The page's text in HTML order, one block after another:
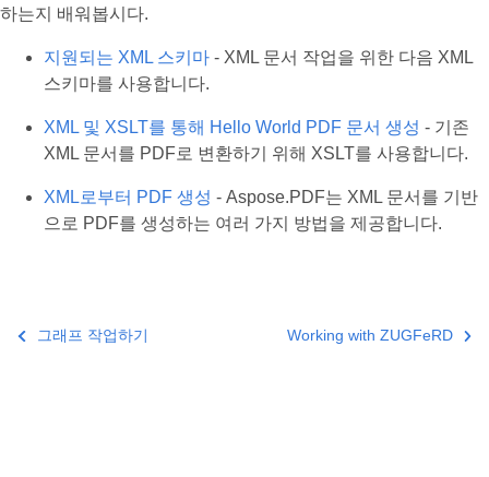
하는지 배워봅시다.
지원되는 XML 스키마 - XML 문서 작업을 위한 다음 XML
스키마를 사용합니다.
XML 및 XSLT를 통해 Hello World PDF 문서 생성 - 기존
XML 문서를 PDF로 변환하기 위해 XSLT를 사용합니다.
XML로부터 PDF 생성 - Aspose.PDF는 XML 문서를 기반
으로 PDF를 생성하는 여러 가지 방법을 제공합니다.
그래프 작업하기 Working with ZUGFeRD